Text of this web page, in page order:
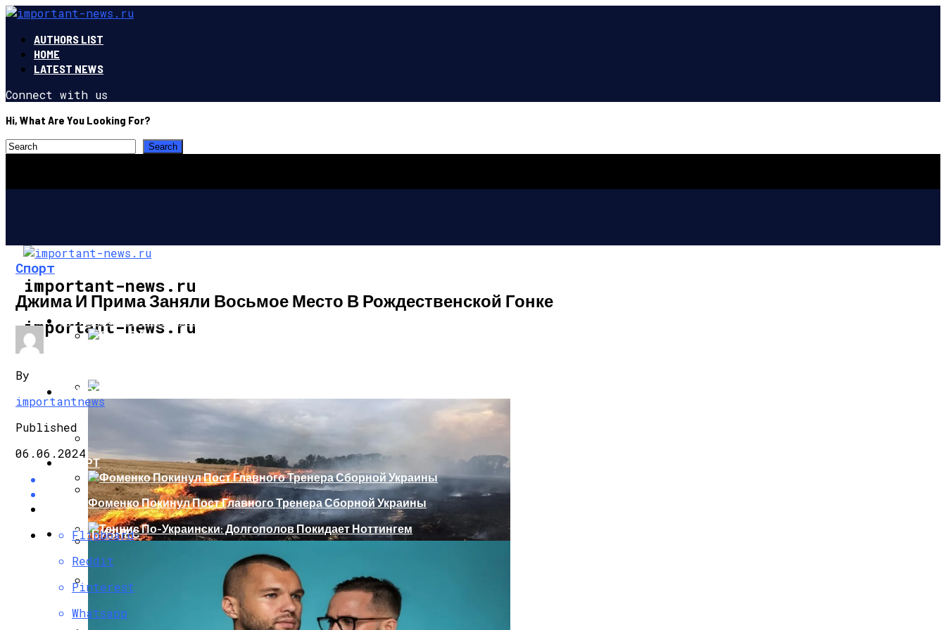
AUTHORS LIST
HOME
LATEST NEWS
Connect with us
Hi, What Are You Looking For?
important-news.ru
important-news.ru
ИНТЕРЕСНОЕ И ПОЗНАВАТЕЛЬНОЕ
В Сети Высмеяли Свадебный Подарок Путина Главе МИД Австрии
«Князь, Где Вы Шлялись»: В Сети Высмеяли Российский Лайнер, «заблудившийся» В Крыму
Репетицию Парада В Киеве Высмеяли Веселыми Фотожабами
В Швеции Белый Медведь Застрял В Окне Отеля, Знатно Позавтракав
НОВОСТИ
СПОРТ
Фоменко Покинул Пост Главного Тренера Сборной Украины
Теннис По-Украински: Долгополов Покидает Ноттингем
Роналду Остается В «Реале» До 2020 Года
ШОУ-БИЗНЕС
Спорт
Джима И Прима Заняли Восьмое Место В Рождественской Гонке
By
importantnews
Published
06.06.2024
Flipboard
Reddit
Pinterest
Whatsapp